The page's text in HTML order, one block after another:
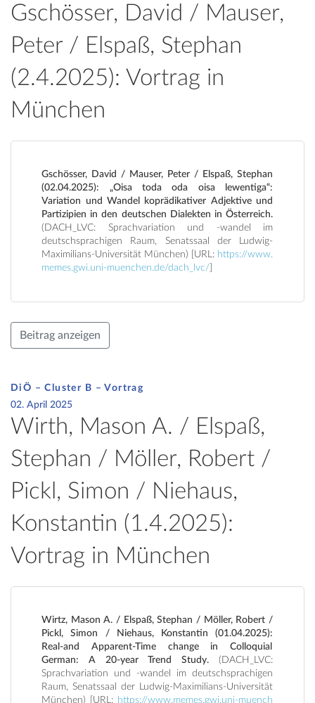
Gschösser, David / Mauser,
Peter / Elspaß, Stephan
(2.4.2025): Vortrag in
München
Gschösser, David / Mauser, Peter / Elspaß, Stephan
(02.04.2025): „Oisa toda oda oisa lewentiga“:
Variation und Wandel koprädikativer Adjektive und
Partizipien in den deutschen Dialekten in Österreich.
(DACH_LVC: Sprachvariation und -wandel im
deutschsprachigen Raum, Senatssaal der Ludwig-
Maximilians-Universität München) [URL: https://www.
memes.gwi.uni-muenchen.de/dach_lvc/
Beitrag anzeigen
DiÖ – Cluster B – Vortrag
02. April 2025
Wirth, Mason A. / Elspaß,
Stephan / Möller, Robert /
Pickl, Simon / Niehaus,
Konstantin (1.4.2025):
Vortrag in München
Wirtz, Mason A. / Elspaß, Stephan / Möller, Robert /
Pickl, Simon / Niehaus, Konstantin (01.04.2025):
Real-and Apparent-Time change in Colloquial
German: A 20-year Trend Study. (DACH_LVC:
Sprachvariation und -wandel im deutschsprachigen
Raum, Senatssaal der Ludwig-Maximilians-Universität
München) [URL: https://www.memes.gwi.uni-muench